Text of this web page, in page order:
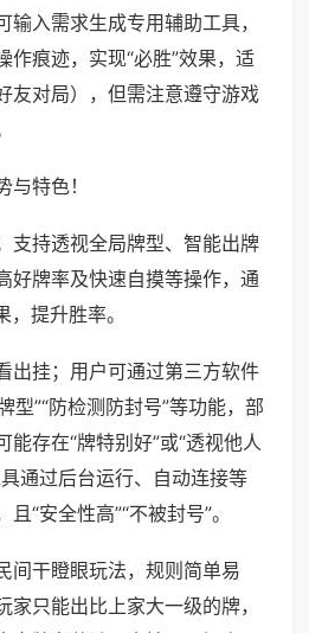
输入需求生成专用辅助工具，
作痕迹，实现“必胜”效果，适
友对局），但需注意遵守游戏
特色！
支持透视全局牌型、智能出牌
好牌率及快速自摸等操作，通
提升胜率。
出挂；用户可通过第三方软件
型”“防检测防封号”等功能，部
能存在“牌特别好”或“透视他人
通过后台运行、自动连接等
“安全性高”“不被封号”。
间干瞪眼玩法，规则简单易
只能出比上家大一级的牌，